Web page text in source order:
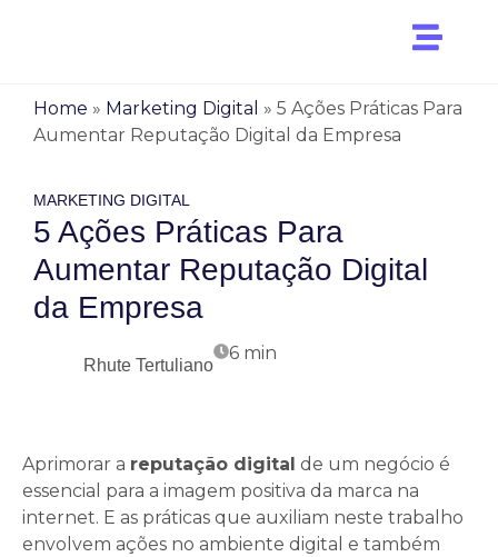
Home » Marketing Digital » 5 Ações Práticas Para
Aumentar Reputação Digital da Empresa
MARKETING DIGITAL
5 Ações Práticas Para
Aumentar Reputação Digital
da Empresa
Rhute Tertuliano
6 min
Aprimorar a reputação digital de um negócio é
essencial para a imagem positiva da marca na
internet. E as práticas que auxiliam neste trabalho
envolvem ações no ambiente digital e também